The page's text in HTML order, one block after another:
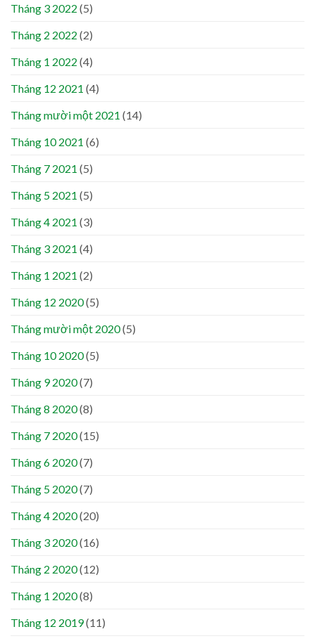
Tháng 3 2022 (5)
Tháng 2 2022 (2)
Tháng 1 2022 (4)
Tháng 12 2021 (4)
Tháng mười một 2021 (14)
Tháng 10 2021 (6)
Tháng 7 2021 (5)
Tháng 5 2021 (5)
Tháng 4 2021 (3)
Tháng 3 2021 (4)
Tháng 1 2021 (2)
Tháng 12 2020(5)
Tháng mười một 2020(5)
Tháng 10 2020(5)
Tháng 9 2020(7)
Tháng 8 2020(8)
Tháng 7 2020(15)
Tháng 6 2020(7)
Tháng 5 2020(7)
Tháng 4 2020(20)
Tháng 3 2020(16)
Tháng 2 2020(12)
Tháng 1 2020(8)
Tháng 12 2019(11)